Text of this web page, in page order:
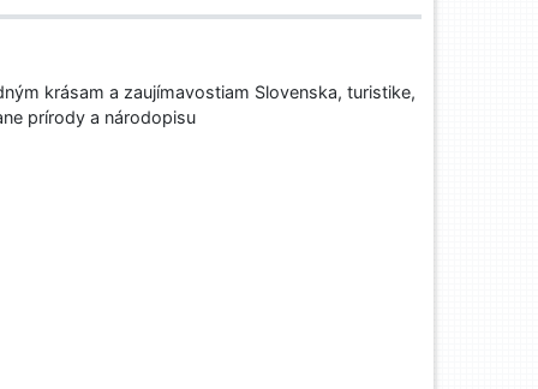
krásam a zaujímavostiam Slovenska, turistike,
prírody a národopisu